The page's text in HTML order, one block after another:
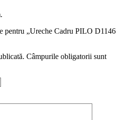
pentru „Ureche Cadru PILO D1146
Câmpurile obligatorii sunt